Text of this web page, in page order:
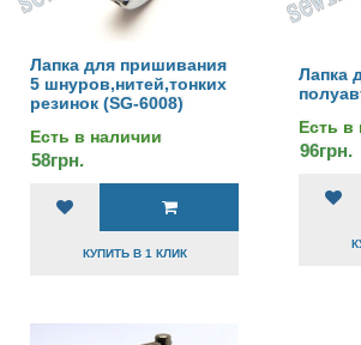
Лапка для пришивания
5 шнуров,нитей,тонких
резинок (SG-6008)
Есть в наличии
58грн.
КУПИТЬ В 1 КЛИК
Лапка
Есть в
96грн.